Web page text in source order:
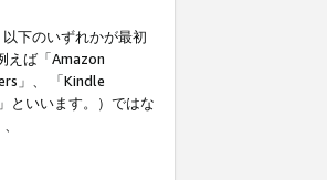
下のいずれかが最初
えば「Amazon
」、 「Kindle
」といいます。）ではな